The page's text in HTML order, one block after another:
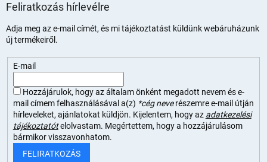
Feliratkozás hírlevélre
Adja meg az e-mail címét, és mi tájékoztatást küldünk webáruházunk
új termékeiről.
E-mail
Hozzájárulok, hogy az általam önként megadott nevem és e-
mail címem felhasználásával a(z) *cég neverészemre e-mail útján
hírleveleket, ajánlatokat küldjön. Kijelentem, hogy az adatkezelési
tájékoztatót elolvastam. Megértettem, hogy a hozzájárulásom
bármikor visszavonhatom.
FELIRATKOZÁS